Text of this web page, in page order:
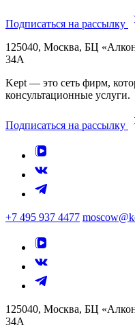
Подписаться на рассылку
125040, Москва, БЦ
34А
Kept — это сеть фирм,
консультационные услуги.
Подписаться на рассылку
+7 495 937 4477
125040, Москва, БЦ
34А